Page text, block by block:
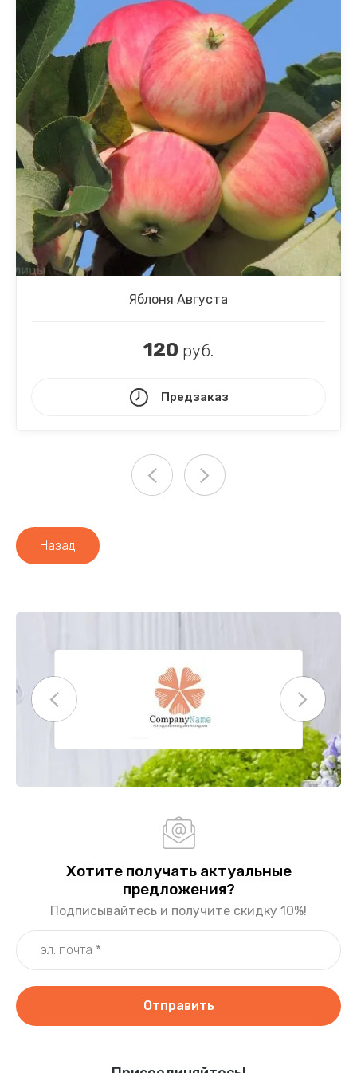
Яблоня Августа
120 руб.
Предзаказ
Назад
Хотите получать актуальные
предложения?
Подписывайтесь и получите скидку 10%!
Отправить